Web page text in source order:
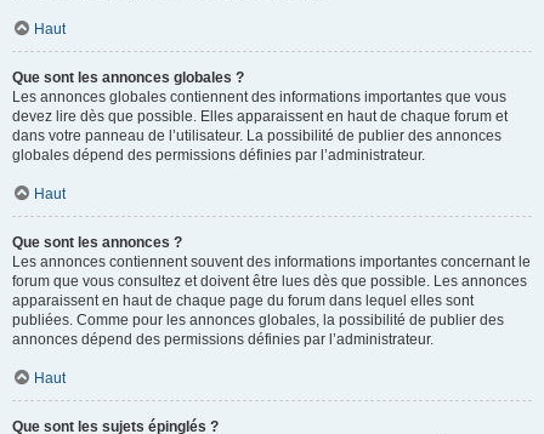
Haut
Que sont les annonces globales ?
Les annonces globales contiennent des informations importantes que vous
devez lire dès que possible. Elles apparaissent en haut de chaque forum et
dans votre panneau de l’utilisateur. La possibilité de publier des annonces
globales dépend des permissions définies par l’administrateur.
Haut
Que sont les annonces ?
Les annonces contiennent souvent des informations importantes concernant le
forum que vous consultez et doivent être lues dès que possible. Les annonces
apparaissent en haut de chaque page du forum dans lequel elles sont
publiées. Comme pour les annonces globales, la possibilité de publier des
annonces dépend des permissions définies par l’administrateur.
Haut
Que sont les sujets épinglés ?